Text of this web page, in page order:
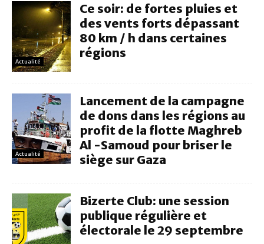
Actualité
Ce soir: de fortes pluies et
des vents forts dépassant
80 km / h dans certaines
régions
Actualité
Lancement de la campagne
de dons dans les régions au
profit de la flotte Maghreb
Al -Samoud pour briser le
siège sur Gaza
Bizerte Club: une session
publique régulière et
électorale le 29 septembre